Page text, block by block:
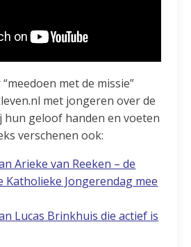
met de missie”
met jongeren over de
hun geloof handen en voeten
verschenen ook:
Arieke van Reeken – de
Katholieke Jongerendag mee
Lucas Brinkhuis die actief is